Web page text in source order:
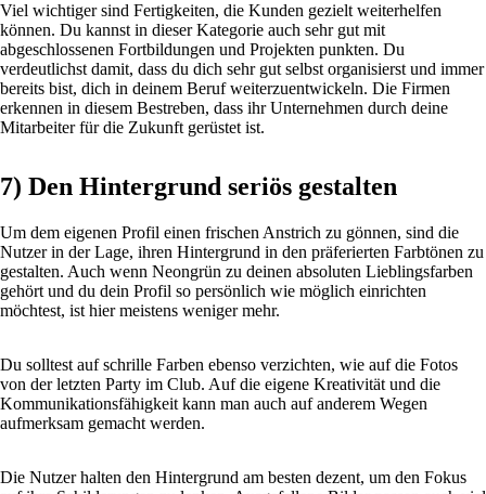
Viel wichtiger sind Fertigkeiten, die Kunden gezielt weiterhelfen
können. Du kannst in dieser Kategorie auch sehr gut mit
abgeschlossenen Fortbildungen und Projekten punkten. Du
verdeutlichst damit, dass du dich sehr gut selbst organisierst und immer
bereits bist, dich in deinem Beruf weiterzuentwickeln. Die Firmen
erkennen in diesem Bestreben, dass ihr Unternehmen durch deine
Mitarbeiter für die Zukunft gerüstet ist.
7) Den Hintergrund seriös gestalten
Um dem eigenen Profil einen frischen Anstrich zu gönnen, sind die
Nutzer in der Lage, ihren Hintergrund in den präferierten Farbtönen zu
gestalten. Auch wenn Neongrün zu deinen absoluten Lieblingsfarben
gehört und du dein Profil so persönlich wie möglich einrichten
möchtest, ist hier meistens weniger mehr.
Du solltest auf schrille Farben ebenso verzichten, wie auf die Fotos
von der letzten Party im Club. Auf die eigene Kreativität und die
Kommunikationsfähigkeit kann man auch auf anderem Wegen
aufmerksam gemacht werden.
Die Nutzer halten den Hintergrund am besten dezent, um den Fokus